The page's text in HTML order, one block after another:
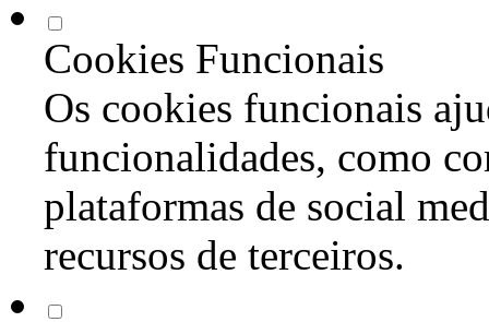
Cookies Funcionais
Os cookies funcionais
funcionalidades, como
plataformas de social
recursos de terceiros.